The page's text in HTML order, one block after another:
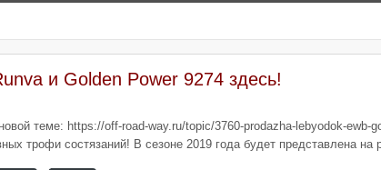
и Golden Power 9274 здесь!
теме: https://off-road-way.ru/topic/3760-prodazha-lebyodok-ewb-
трофи состязаний! В сезоне 2019 года будет представлена на